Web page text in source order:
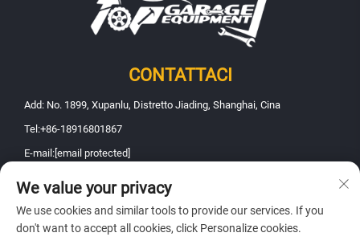
CONTATTACI
Add: No. 1899, Xupanlu, Distretto Jiading, Shanghai, Cina
Tel:+86-18916801867
E-mail: [email protected]
Diritti d'autore © 2025 Shanghai Fanbao Automobile Maintenance
Equipment Co., Ltd.. Tutti i diritti riservati -Informativa sulla privacy
We value your privacy
We use cookies and similar tools to provide our services. If you
don't want to accept all cookies, click Personalize cookies.